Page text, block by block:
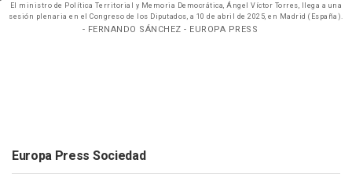
El ministro de Política Territorial y Memoria Democrática, Ángel Víctor Torres, llega a una
sesión plenaria en el Congreso de los Diputados, a 10 de abril de 2025, en Madrid (España).
- FERNANDO SÁNCHEZ - EUROPA PRESS
Europa Press Sociedad